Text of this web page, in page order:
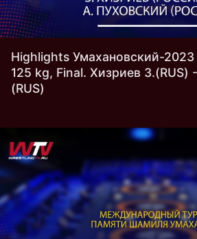
Highlights Умахановский-2023
125 kg, Final. Хизриев З.(RUS)
(RUS)